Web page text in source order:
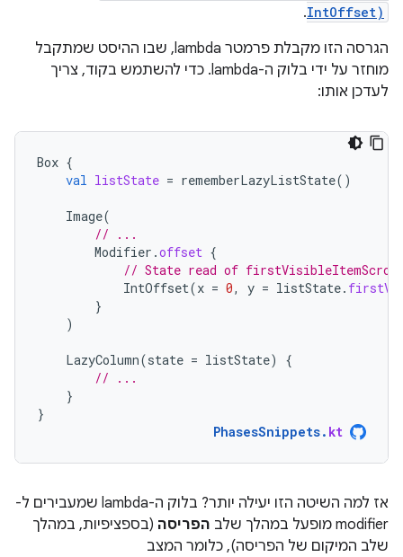
IntOffset)
.
הגרסה הזו מקבלת פרמטר lambda, שבו ההיסט שמתקבל
מוחזר על ידי בלוק ה-lambda. כדי להשתמש בקוד, צריך
לעדכן אותו:
Box {
val listState = rememberLazyListState()
Image(
// ...
Modifier .offset {
// State read of
IntOffset(x = 0, y = listState.
}
)
LazyColumn(state = listState)
{
// ...
}
}
PhasesSnippets. kt
אז למה השיטה הזו יעילה יותר? בלוק ה-lambda שמעבירים ל-
modifier מופעל במהלך שלב
הפריסה (בספציפיות, במהלך
שלב המיקום של הפריסה), כלומר המצב